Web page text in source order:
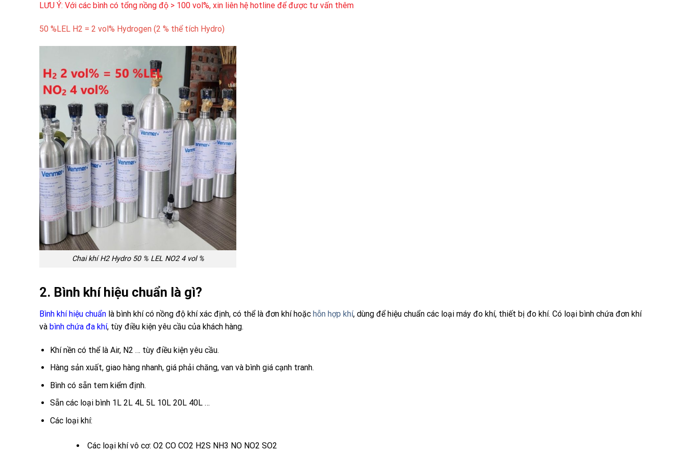
LƯU Ý: Với các bình có tổng nồng độ > 100 vol%, xin liên hệ hotline để được tư vấn thêm
50 %LEL H2 = 2 vol% Hydrogen (2 % thể tích Hydro)
Chai khí H2 Hydro 50 % LEL NO2 4 vol %
2. Bình khí hiệu chuẩn là gì?
Bình khí hiệu chuẩn là bình khí có nồng độ khí xác định, có thể là đơn khí hoặc hỗn hợp khí, dùng để hiệu chuẩn các loại máy đo khí, thiết bị đo khí. Có loại bình chứa đơn khí
và bình chứa đa khí, tùy điều kiện yêu cầu của khách hàng.
Khí nền có thể là Air, N2 … tùy điều kiện yêu cầu.
Hàng sản xuất, giao hàng nhanh, giá phải chăng, van và bình giá cạnh tranh.
Bình có sẵn tem kiểm định.
Sẵn các loại bình 1L 2L 4L 5L 10L 20L 40L …
Các loại khí:
Các loại khí vô cơ: O2 CO CO2 H2S NH3 NO NO2 SO2